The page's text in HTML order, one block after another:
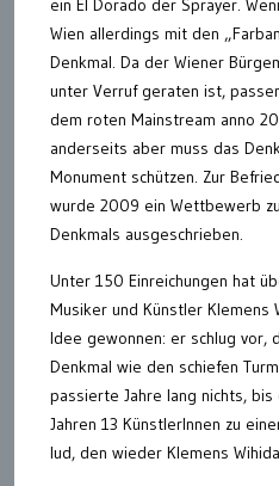
ein El Dorado der Sprayer.
Wien allerdings mit den
Denkmal. Da der Wiener
unter Verruf geraten ist,
dem roten Mainstream anno
anderseits aber muss das
Monument schützen. Zur
wurde 2009 ein Wettbewerb
Denkmals ausgeschrieben.
Unter 150 Einreichungen hat
Musiker und Künstler Klemens
Idee gewonnen: er schlug vor,
Denkmal wie den schiefen
passierte Jahre lang nichts,
Jahren 13 KünstlerInnen zu
lud, den wieder Klemens